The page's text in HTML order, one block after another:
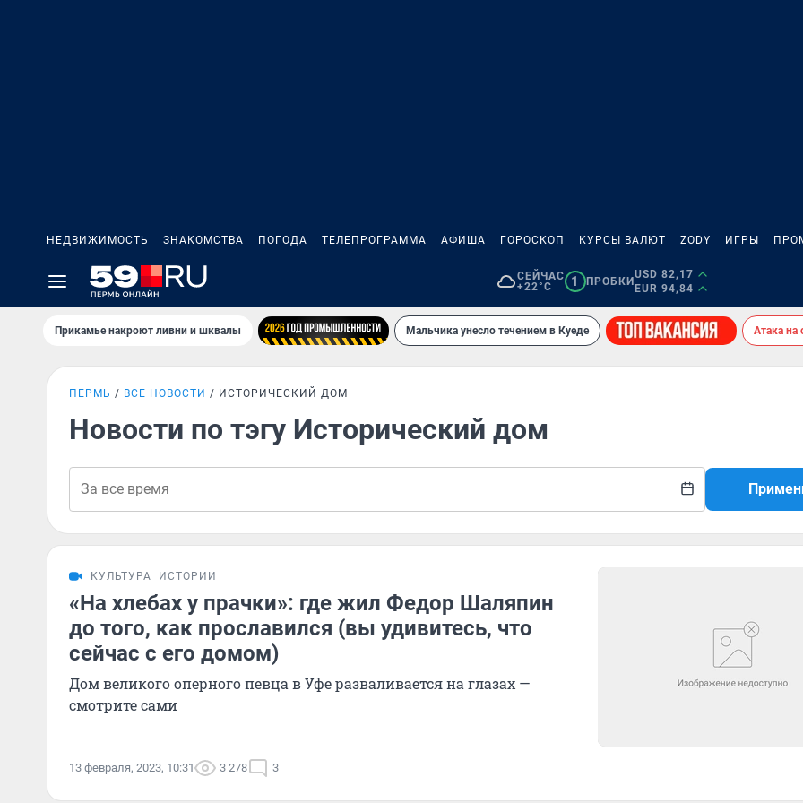
НЕДВИЖИМОСТЬ ЗНАКОМСТВА ПОГОДА ТЕЛЕПРОГРАММА АФИША ГОРОСКОП КУРСЫ ВАЛЮТ ZODY ИГРЫ
СЕЙЧАС
+22°C
1 ПРОБКИ
USD 82,17
EUR 94,84
Прикамье накроют ливни и шквалы Мальчика унесло течением в Куеде Атака на
ПЕРМЬ ВСЕ НОВОСТИ ИСТОРИЧЕСКИЙ ДОМ
Новости по тэгу Исторический дом
КУЛЬТУРА ИСТОРИИ
«На хлебах у прачки»: где жил Федор Шаляпин
до того, как прославился (вы удивитесь, что
сейчас с его домом)
Дом великого оперного певца в Уфе разваливается на глазах —
смотрите сами
13 февраля, 2023, 10:31 3 278 3